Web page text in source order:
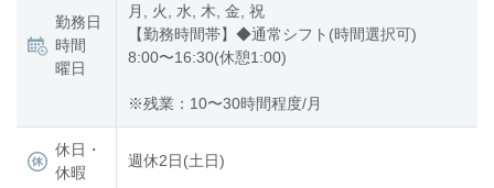
勤務日
時間
曜日
月, 火, 水, 木, 金, 祝
【勤務時間帯】◆通常シフト(時間選択可)
8:00〜16:30(休憩1:00)
※残業：10〜30時間程度/月
休日・
休暇
週休2日(土日)